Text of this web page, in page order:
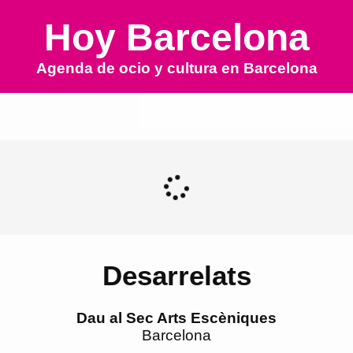
Hoy Barcelona
Agenda de ocio y cultura en Barcelona
Desarrelats
Dau al Sec Arts Escèniques
Barcelona